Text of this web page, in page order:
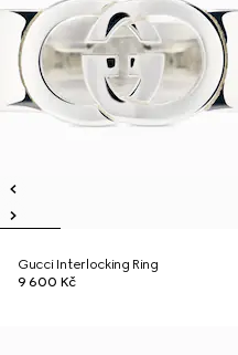
Gucci Interlocking Ring
9 600 Kč